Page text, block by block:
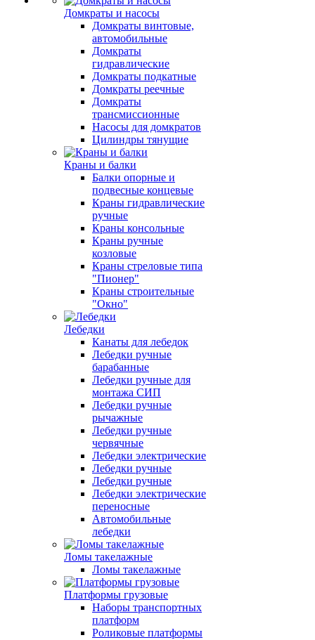
Домкраты и насосы
Домкраты винтовые,
автомобильные
Домкраты
гидравлические
Домкраты подкатные
Домкраты реечные
Домкраты
трансмиссионные
Насосы для домкратов
Цилиндры тянущие
Краны и балки
Балки опорные и
подвесные концевые
Краны гидравлические
ручные
Краны консольные
Краны ручные
козловые
Краны стреловые типа
"Пионер"
Краны строительные
"Окно"
Лебедки
Канаты для лебедок
Лебедки ручные
барабанные
Лебедки ручные для
монтажа СИП
Лебедки ручные
рычажные
Лебедки ручные
червячные
Лебедки электрические
Лебедки ручные
Лебедки ручные
Лебедки электрические
переносные
Автомобильные
лебедки
Ломы такелажные
Ломы такелажные
Платформы грузовые
Наборы транспортных
платформ
Роликовые платформы